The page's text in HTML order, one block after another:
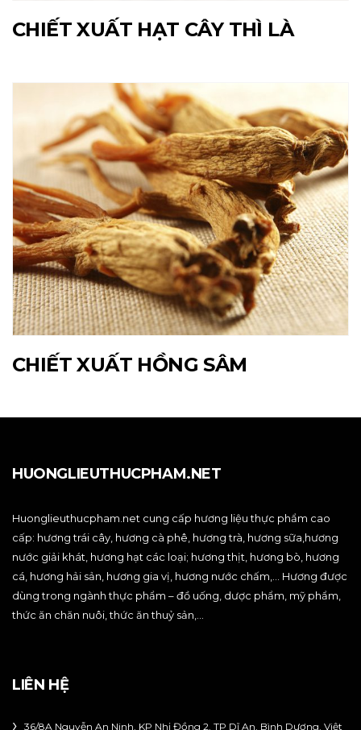
CHIẾT XUẤT HẠT CÂY THÌ LÀ
CHIẾT XUẤT HỒNG SÂM
HUONGLIEUTHUCPHAM.NET
Huonglieuthucpham.net cung cấp hương liệu thực phẩm cao
cấp: hương trái cây, hương cà phê, hương trà, hương sữa,hương
nước giải khát, hương hạt các loại; hương thịt, hương bò, hương
cá, hương hải sản, hương gia vị, hương nước chấm,… Hương được
dùng trong ngành thực phẩm – đồ uống, dược phẩm, mỹ phẩm,
thức ăn chăn nuôi, thức ăn thuỷ sản,…
LIÊN HỆ
36/8A Nguyễn An Ninh, KP Nhị Đồng 2, TP Dĩ An, Bình Dương, Việt